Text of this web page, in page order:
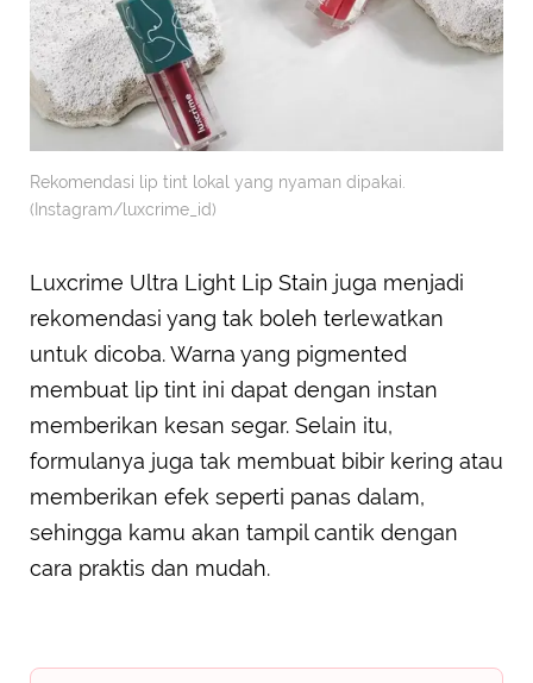
Rekomendasi lip tint lokal yang nyaman dipakai.
(Instagram/luxcrime_id)
Luxcrime Ultra Light Lip Stain juga menjadi
rekomendasi yang tak boleh terlewatkan
untuk dicoba. Warna yang pigmented
membuat lip tint ini dapat dengan instan
memberikan kesan segar. Selain itu,
formulanya juga tak membuat bibir kering atau
memberikan efek seperti panas dalam,
sehingga kamu akan tampil cantik dengan
cara praktis dan mudah.